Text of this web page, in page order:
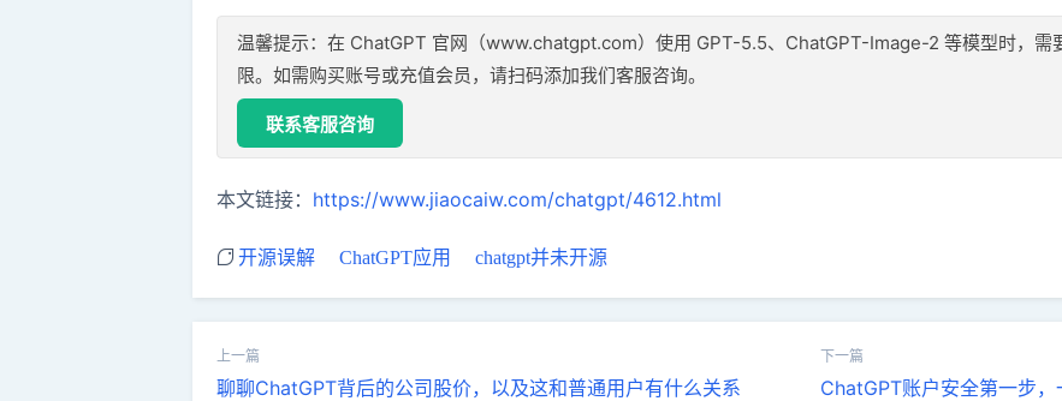
温馨提示：在 ChatGPT 官网（www.chatgpt.com）使用 GPT-5.5、ChatGPT-Image-2 等模型时，需
限。如需购买账号或充值会员，请扫码添加我们客服咨询。
联系客服咨询
本文链接： https://www.jiaocaiw.com/chatgpt/4612.html
开源误解 ChatGPT应用 chatgpt并未开源
聊聊ChatGPT背后的公司股价，以及这和普通用户有什么关系 ChatGPT账户安全第一步